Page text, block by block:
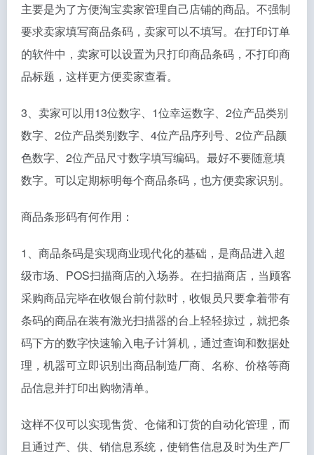
主要是为了方便淘宝卖家管理自己店铺的商品。不强制
要求卖家填写商品条码，卖家可以不填写。在打印订单
的软件中，卖家可以设置为只打印商品条码，不打印商
品标题，这样更方便卖家查看。
3、卖家可以用13位数字、1位幸运数字、2位产品类别
数字、2位产品类别数字、4位产品序列号、2位产品颜
色数字、2位产品尺寸数字填写编码。最好不要随意填
数字。可以定期标明每个商品条码，也方便卖家识别。
商品条形码有何作用：
1、商品条码是实现商业现代化的基础，是商品进入超
级市场、POS扫描商店的入场券。在扫描商店，当顾客
采购商品完毕在收银台前付款时，收银员只要拿着带有
条码的商品在装有激光扫描器的台上轻轻掠过，就把条
码下方的数字快速输入电子计算机，通过查询和数据处
理，机器可立即识别出商品制造厂商、名称、价格等商
品信息并打印出购物清单。
这样不仅可以实现售货、仓储和订货的自动化管理，而
且通过产、供、销信息系统，使销售信息及时为生产厂